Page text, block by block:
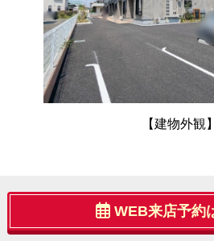
【建物外観】
WEB来店予約